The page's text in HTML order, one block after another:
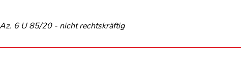
6 U 85/20 - nicht rechtskräftig